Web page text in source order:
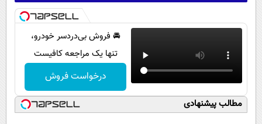
🚘 فروش بی‌دردسر خودرو،
تنها یک مراجعه کافیست
درخواست فروش
مطالب پیشنهادی